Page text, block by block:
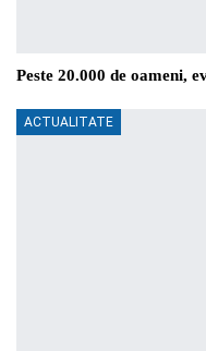
Peste 20.000 de oameni,
ACTUALITATE